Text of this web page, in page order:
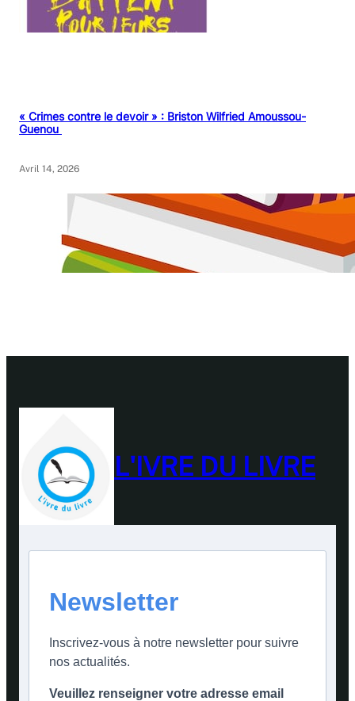
« Crimes contre le devoir » : Briston Wilfried Amoussou-
Guenou
Avril 14, 2026
L'IVRE DU LIVRE
Newsletter
Inscrivez-vous à notre newsletter pour suivre
nos actualités.
Veuillez renseigner votre adresse email